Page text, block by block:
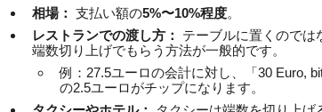
相場： 支払い額の5%〜10%程度。
レストランでの渡し方：
テーブルに置くのでは
端数切り上げでもらう方法が一般的です。
例：27.5ユーロの会計に対し、「30 Euro,
の2.5ユーロがチップになります。